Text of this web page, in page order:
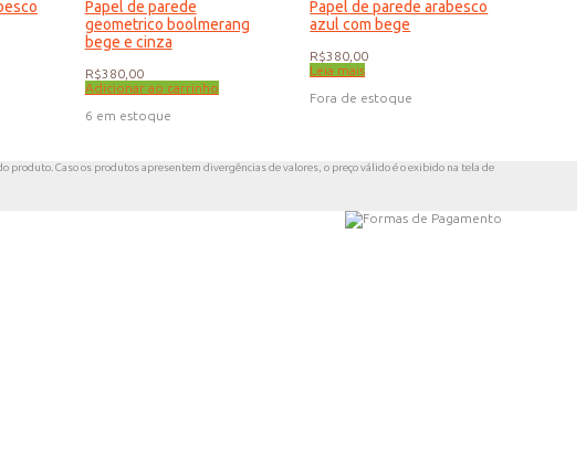
Papel de parede
geometrico boolmerang
bege e cinza
R$380,00
Adicionar ao carrinho
6 em estoque
Papel de parede arabesco
azul com bege
R$380,00
Leia mais
Fora de estoque
Caso os produtos apresentem divergências de valores, o preço válido é o exibido na tela de